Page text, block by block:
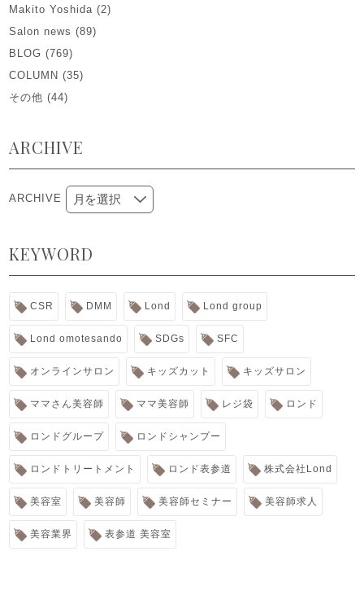
Makito Yoshida (2)
Salon news (89)
BLOG (769)
COLUMN (35)
その他 (44)
ARCHIVE
ARCHIVE
KEYWORD
CSR DMM Lond Lond group
Lond omotesando SDGs SFC
オンラインサロン キッズカット キッズサロン
ママさん美容師 ママ美容師 レジ袋 ロンド
ロンドグループ ロンドシャンプー
ロンドトリートメント ロンド表参道 株式会社Lond
美容室 美容師 美容師セミナー 美容師求人
美容業界 表参道 美容室